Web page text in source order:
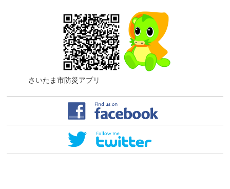
さいたま市防災アプリ